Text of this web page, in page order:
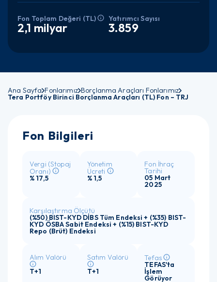
Fon Toplam Değeri (TL)
2,1 milyar
Yatırımcı Sayısı
3.859
Ana Sayfa Fonlarımız Borçlanma Araçları Fonlarımız
Tera Portföy Birinci Borçlanma Araçları (TL) Fon – TRJ
Fon Bilgileri
Vergi (Stopaj
Oranı)
% 17,5
Yönetim
Ücreti
% 1,5
Fon İhraç
Tarihi
05 Mart
2025
Karşılaştırma Ölçütü
(%50) BIST-KYD DİBS Tüm Endeksi + (%35) BIST-
KYD ÖSBA Sabit Endeksi + (%15) BIST-KYD
Repo (Brüt) Endeksi
Alım Valörü
T+1
Satım Valörü
T+1
Tefas
TEFAS'ta
İşlem
Görüyor